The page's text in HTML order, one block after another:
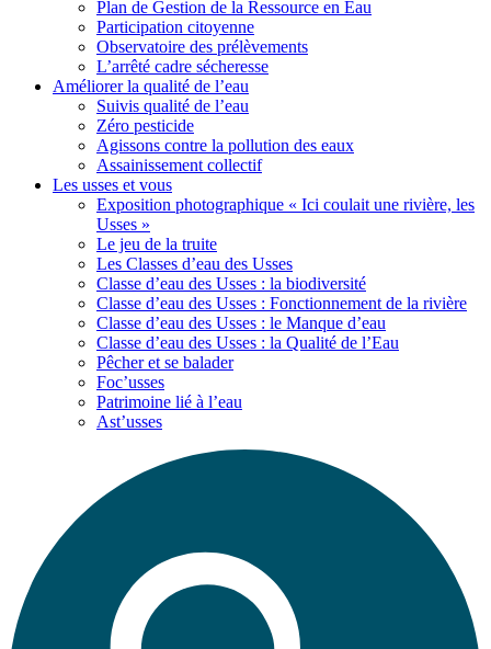
Plan de Gestion de la Ressource en Eau
Participation citoyenne
Observatoire des prélèvements
L’arrêté cadre sécheresse
Améliorerla qualité de l’eau
Suivis qualité de l’eau
Zéro pesticide
Agissons contre la pollution des eaux
Assainissement collectif
Les usses et vous
Exposition photographique « Ici coulait une rivière, les
Usses »
Le jeu de la truite
Les Classes d’eau des Usses
Classe d’eau des Usses : la biodiversité
Classe d’eau des Usses : Fonctionnement de la rivière
Classe d’eau des Usses : le Manque d’eau
Classe d’eau des Usses : la Qualité de l’Eau
Pêcher et se balader
Foc’usses
Patrimoine lié à l’eau
Ast’usses